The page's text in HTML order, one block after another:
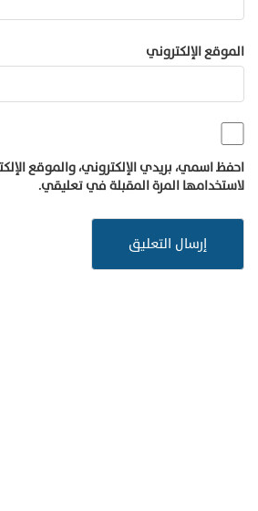
الموقع الإلكتروني
احفظ اسمي، بريدي الإلكتروني، والموقع
لاستخدامها المرة المقبلة في تعليقي.